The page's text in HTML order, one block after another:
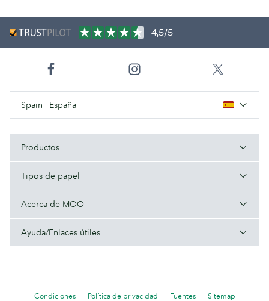
4,5/5
Spain | España
Productos
Tipos de papel
Acerca de MOO
Ayuda/Enlaces útiles
Condiciones Política de privacidad Fuentes Sitemap